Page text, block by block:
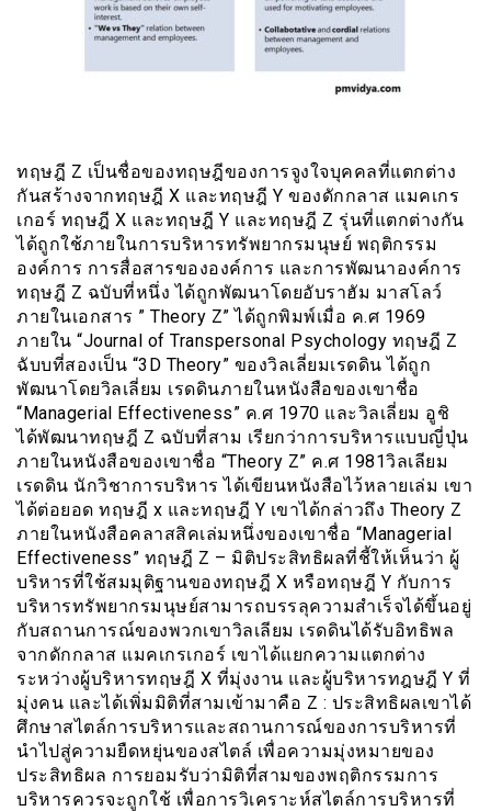
ทฤษฎี Z เป็นชื่อของทฤษฎีของการจูงใจบุคคลที่แตกต่าง
กันสร้างจากทฤษฎี X และทฤษฎี Y ของดักกลาส แมคเกร
เกอร์ ทฤษฎี X และทฤษฎี Y และทฤษฎี Z รุ่นที่แตกต่างกัน
ได้ถูกใช้ภายในการบริหารทรัพยากรมนุษย์ พฤติกรรม
องค์การ การสื่อสารขององค์การ และการพัฒนาองค์การ
ทฤษฎี Z ฉบับที่หนึ่ง ได้ถูกพัฒนาโดยอับราฮัม มาสโลว์
ภายในเอกสาร ” Theory Z” ได้ถูกพิมพ์เมื่อ ค.ศ 1969
ภายใน “Journal of Transpersonal Psychology ทฤษฎี Z
ฉับบที่สองเป็น “3D Theory” ของวิลเลี่ยมเรดดิน ได้ถูก
พัฒนาโดยวิลเลี่ยม เรดดินภายในหนังสือของเขาชื่อ
“Managerial Effectiveness” ค.ศ 1970 และวิลเลี่ยม อูชิ
ได้พัฒนาทฤษฎี Z ฉบับที่สาม เรียกว่าการบริหารแบบญี่ปุ่น
ภายในหนังสือของเขาชื่อ “Theory Z” ค.ศ 1981วิลเลียม
เรดดิน นักวิชาการบริหาร ได้เขียนหนังสือไว้หลายเล่ม เขา
ได้ต่อยอด ทฤษฎี x และทฤษฎี Y เขาได้กล่าวถึง Theory Z
ภายในหนังสือคลาสสิคเล่มหนึ่งของเขาชื่อ “Managerial
Effectiveness” ทฤษฎี Z – มิติประสิทธิผลที่ชี้ให้เห็นว่า ผู้
บริหารที่ใช้สมมุติฐานของทฤษฎี X หรือทฤษฎี Y กับการ
บริหารทรัพยากรมนุษย์สามารถบรรลุความสำเร็จได้ขึ้นอยู่
กับสถานการณ์ของพวกเขาวิลเลียม เรดดินได้รับอิทธิพล
จากดักกลาส แมคเกรเกอร์ เขาได้แยกความแตกต่าง
ระหว่างผู้บริหารทฤษฎี X ที่มุ่งงาน และผู้บริหารทฎษฎี Y ที่
มุ่งคน และได้เพิ่มมิติที่สามเข้ามาคือ Z : ประสิทธิผลเขาได้
ศึกษาสไตล์การบริหารและสถานการณ์ของการบริหารที่
นำไปสู่ความยืดหยุ่นของสไตล์ เพื่อความมุ่งหมายของ
ประสิทธิผล การยอมรับว่ามิติที่สามของพฤติกรรมการ
บริหารควรจะถูกใช้ เพื่อการวิเคราะห์สไตล์การบริหารที่